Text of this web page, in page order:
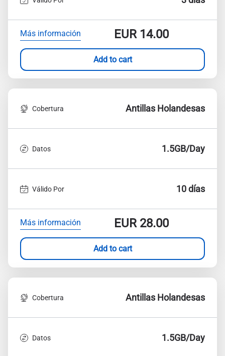
Más información EUR14.00
Add to cart
Cobertura Antillas Holandesas
Datos 1.5GB/Day
Válido Por 10 días
Más información EUR28.00
Add to cart
Cobertura Antillas Holandesas
Datos 1.5GB/Day